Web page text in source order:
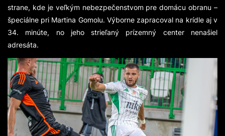
strane, kde je veľkým nebezpečenstvom pre domácu obranu –
špeciálne pri Martina Gomolu. Výborne zapracoval na krídle aj v
34. minúte, no jeho strieľaný prízemný center nenašiel
adresáta.